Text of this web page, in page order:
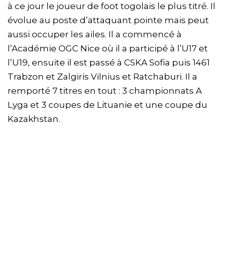
à ce jour le joueur de foot togolais le plus titré. Il
évolue au poste d’attaquant pointe mais peut
aussi occuper les ailes. Il a commencé à
l’Académie OGC Nice où il a participé à l’U17 et
l’U19, ensuite il est passé à CSKA Sofia puis 1461
Trabzon et Zalgiris Vilnius et Ratchaburi. Il a
remporté 7 titres en tout : 3 championnats A
Lyga et 3 coupes de Lituanie et une coupe du
Kazakhstan.